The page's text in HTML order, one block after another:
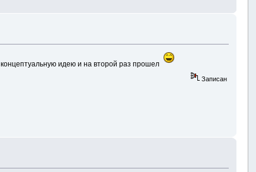
идею и на второй раз прошел
Записан